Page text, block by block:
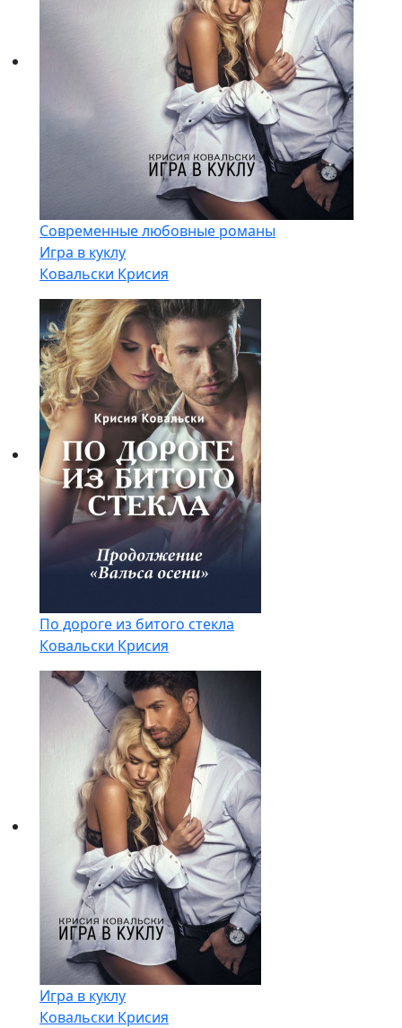
Современные любовные романы
Игра в куклу
Ковальски Крисия
По дороге из битого стекла
Ковальски Крисия
Игра в куклу
Ковальски Крисия